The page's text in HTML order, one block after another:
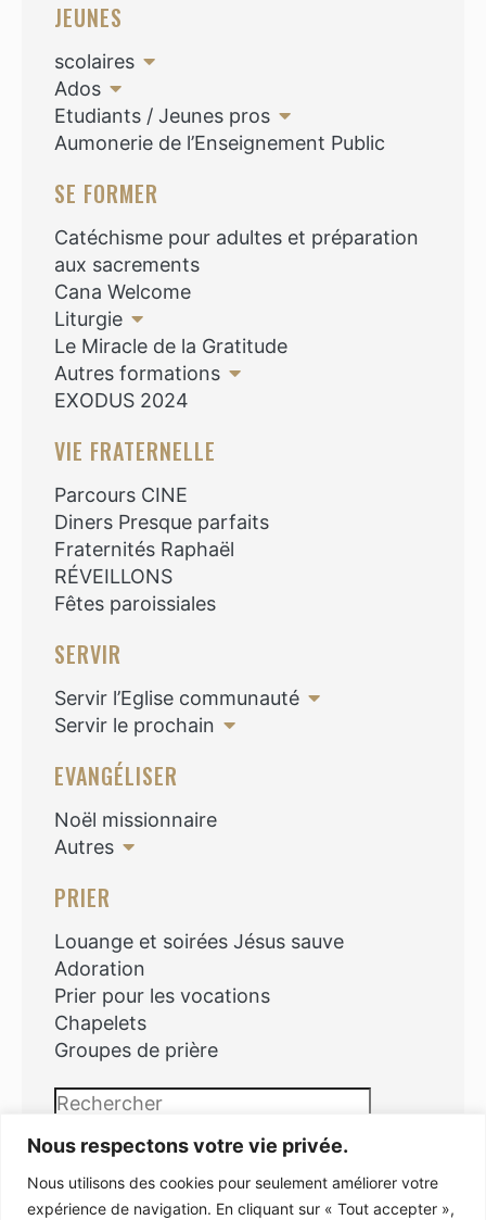
Nous respectons votre vie privée.
Nous utilisons des cookies pour seulement améliorer votre
expérience de navigation. En cliquant sur « Tout accepter »,
JEUNES
scolaires
Ados
Etudiants / Jeunes pros
Aumonerie de l’Enseignement Public
SE FORMER
Catéchisme pour adultes et préparation
aux sacrements
Cana Welcome
Liturgie
Le Miracle de la Gratitude
Autres formations
EXODUS 2024
VIE FRATERNELLE
Parcours CINE
Diners Presque parfaits
Fraternités Raphaël
RÉVEILLONS
Fêtes paroissiales
SERVIR
Servir l’Eglise communauté
Servir le prochain
EVANGÉLISER
Noël missionnaire
Autres
PRIER
Louange et soirées Jésus sauve
Adoration
Prier pour les vocations
Chapelets
Groupes de prière